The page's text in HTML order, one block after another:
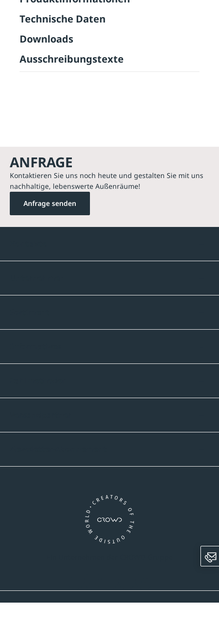
Technische Daten
Downloads
Ausschreibungstexte
ANFRAGE
Kontaktieren Sie uns noch heute und gestalten Sie mit uns
nachhaltige, lebenswerte Außenräume!
Anfrage senden